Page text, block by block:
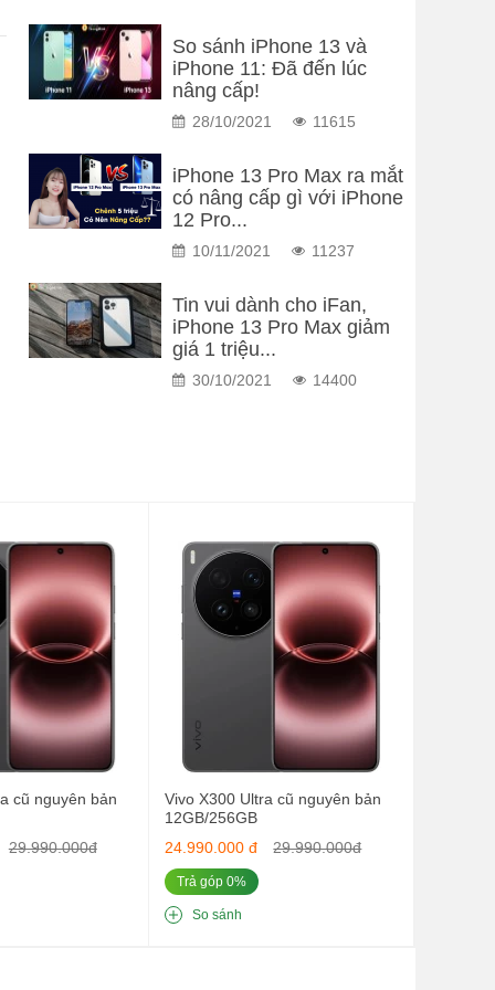
So sánh iPhone 13 và
iPhone 11: Đã đến lúc
nâng cấp!
28/10/2021 11615
iPhone 13 Pro Max ra mắt
có nâng cấp gì với iPhone
12 Pro...
10/11/2021 11237
Tin vui dành cho iFan,
iPhone 13 Pro Max giảm
giá 1 triệu...
30/10/2021 14400
cũ nguyên bản
29.990.000đ
Vivo X300 Ultra cũ nguyên bản
12GB/256GB
24.990.000 đ
29.990.000đ
Trả góp 0%
So sánh